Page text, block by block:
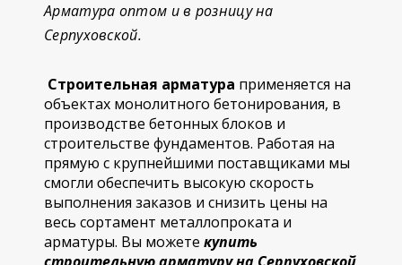
Арматура оптом и в розницу на
Серпуховской.
Строительная арматура применяется на
объектах монолитного бетонирования, в
производстве бетонных блоков и
строительстве фундаментов. Работая на
прямую с крупнейшими поставщиками мы
смогли обеспечить высокую скорость
выполнения заказов и снизить цены на
весь сортамент металлопроката и
арматуры. Вы можете купить